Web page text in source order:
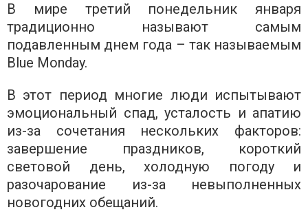
В мире третий понедельник января
традиционно называют самым
подавленным днем ​​года – так называемым
Blue Monday.
В этот период многие люди испытывают
эмоциональный спад, усталость и апатию
из-за сочетания нескольких факторов:
завершение праздников, короткий
световой день, холодную погоду и
разочарование из-за невыполненных
новогодних обещаний.